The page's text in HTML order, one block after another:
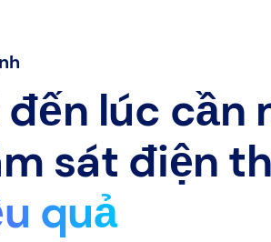
lúc cần
sát điện
quả